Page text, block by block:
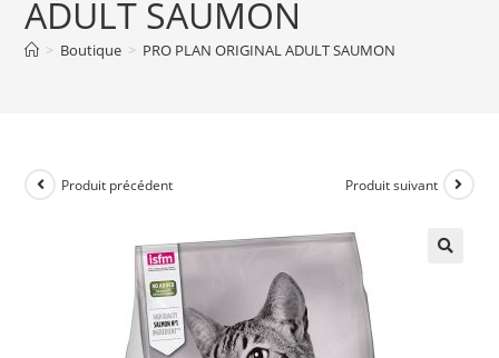
ADULT SAUMON
> Boutique > PRO PLAN ORIGINAL ADULT SAUMON
Produit précédent Produit suivant